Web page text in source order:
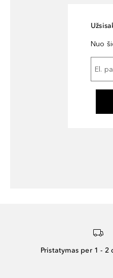
Nuo
El.
Pristatymas per 1 - 2